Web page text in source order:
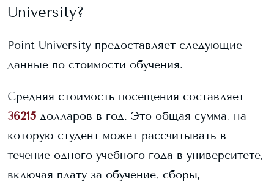
University?
Point University предоставляет следующие
данные по стоимости обучения.
Средняя стоимость посещения составляет
36215 долларов в год. Это общая сумма, на
которую студент может рассчитывать в
течение одного учебного года в университете,
включая плату за обучение, сборы,